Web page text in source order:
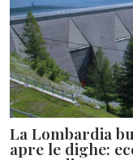
La Lombardia
apre le dighe: